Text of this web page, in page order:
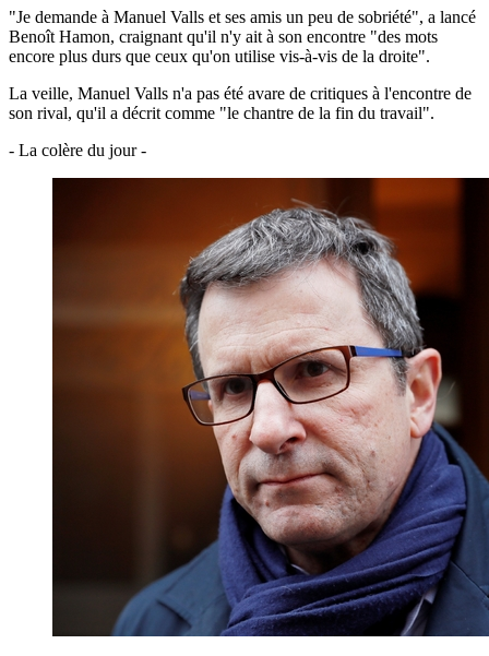
"Je demande à Manuel Valls et ses amis un peu de sobriété", a lancé
Benoît Hamon, craignant qu'il n'y ait à son encontre "des mots
encore plus durs que ceux qu'on utilise vis-à-vis de la droite".
La veille, Manuel Valls n'a pas été avare de critiques à l'encontre de
son rival, qu'il a décrit comme "le chantre de la fin du travail".
- La colère du jour -